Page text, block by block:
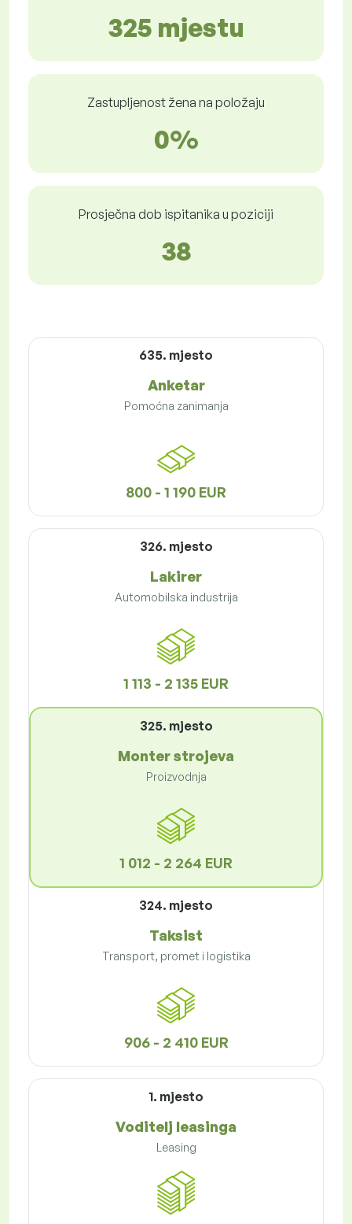
325 mjestu
Zastupljenost žena na položaju
0%
Prosječna dob ispitanika u poziciji
38
635. mjesto
Anketar
Pomoćna zanimanja
800 - 1 190 EUR
326. mjesto
Lakirer
Automobilska industrija
1 113 - 2 135 EUR
325. mjesto
Monter strojeva
Proizvodnja
1 012 - 2 264 EUR
324. mjesto
Taksist
Transport, promet i logistika
906 - 2 410 EUR
1. mjesto
Voditelj leasinga
Leasing